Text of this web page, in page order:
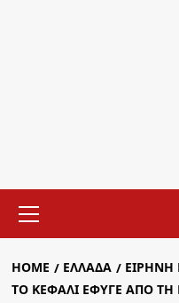
Menu
HOME ΕΛΛΆΔΑ
ΤΟ ΚΕΦΆΛΙ ΈΦΥΓΕ ΑΠΌ ΤΗ